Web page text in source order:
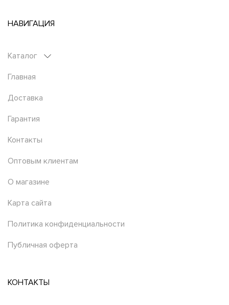
НАВИГАЦИЯ
Каталог
Главная
Доставка
Гарантия
Контакты
Оптовым клиентам
О магазине
Карта сайта
Политика конфиденциальности
Публичная оферта
КОНТАКТЫ